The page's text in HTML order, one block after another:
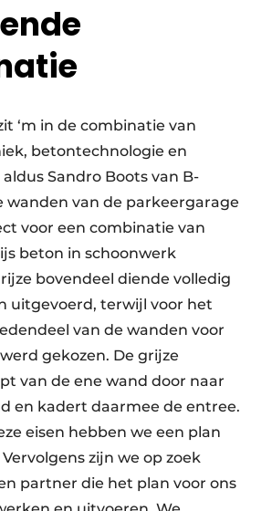
‘m in de combinatie van
betontechnologie en
Sandro Boots van B-
wanden van de parkeergarage
voor een combinatie van
beton in schoonwerk
bovendeel diende volledig
uitgevoerd, terwijl voor het
van de wanden voor
gekozen. De grijze
van de ene wand door naar
en kadert daarmee de entree.
eisen hebben we een plan
zijn we op zoek
partner die het plan voor ons